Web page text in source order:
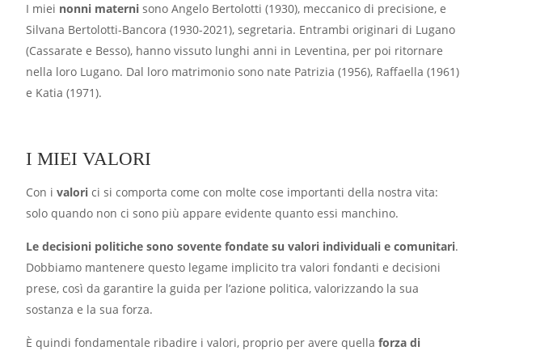
I miei nonni materni sono Angelo Bertolotti (1930), meccanico di precisione, e
Silvana Bertolotti-Bancora (1930-2021), segretaria. Entrambi originari di Lugano
(Cassarate e Besso), hanno vissuto lunghi anni in Leventina, per poi ritornare
nella loro Lugano. Dal loro matrimonio sono nate Patrizia (1956), Raffaella (1961)
e Katia (1971).
I MIEI VALORI
Con i valori ci si comporta come con molte cose importanti della nostra vita:
solo quando non ci sono più appare evidente quanto essi manchino.
Le decisioni politiche sono sovente fondate su valori individuali e comunitari.
Dobbiamo mantenere questo legame implicito tra valori fondanti e decisioni
prese, così da garantire la guida per l’azione politica, valorizzando la sua
sostanza e la sua forza.
È quindi fondamentale ribadire i valori, proprio per avere quella forza di